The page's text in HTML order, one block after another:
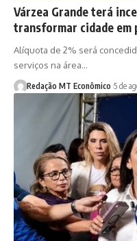
Várzea Grande terá
transformar cidade
Alíquota de 2% será
serviços na área…
Redação MT Econômico 5 de